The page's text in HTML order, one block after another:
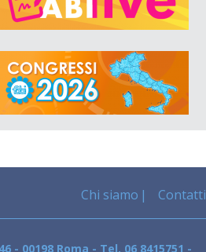
Chi siamo Contatti
00198 Roma - Tel. 06 8415751 -